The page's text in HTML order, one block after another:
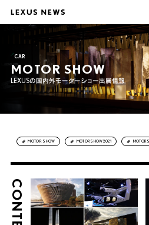
CAR
MOTOR SHOW
LEXUSの国内外モーターショー出展情報
MOTOR SHOW MOTORSHOW2021